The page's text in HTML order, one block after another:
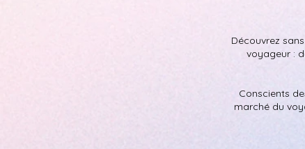
Découvrez
voyageur :
Conscients
marché du